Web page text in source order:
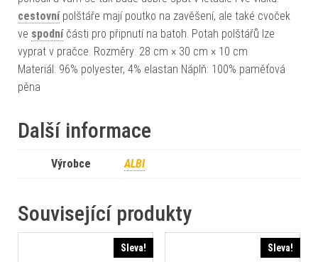
cestovnípolštáře mají poutko na zavěšení, ale také cvoček
ve spodníčásti pro připnutí na batoh. Potah polštářů lze
vyprat v pračce. Rozměry: 28 cm × 30 cm × 10 cm
Materiál: 96% polyester, 4% elastan Náplň: 100% paměťová
pěna
Další informace
Výrobce ALBI
Související produkty
Sleva! Sleva!